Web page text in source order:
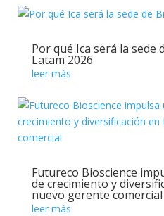
Por qué Ica será la sede
Latam 2026
leer más
Futureco Bioscience
de crecimiento y
nuevo gerente comercial
leer más